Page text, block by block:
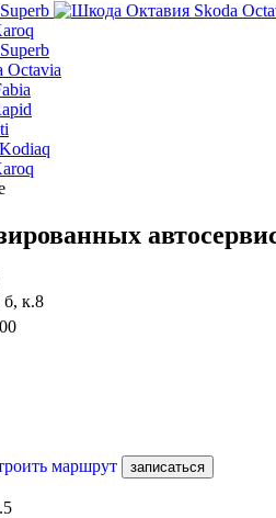
Skoda
Octavia
б, к.8
маршрут записаться